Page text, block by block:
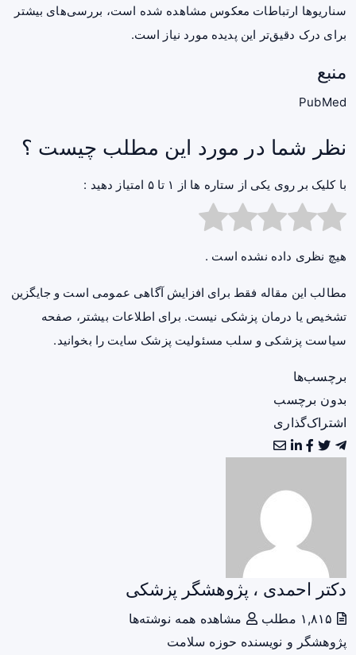
سناریوها ارتباطات معکوس مشاهده شده است، بررسی‌های بیشتر
برای درک دقیق‌تر این پدیده مورد نیاز است.
منبع
PubMed
نظر شما در مورد این مطلب چیست ؟
با کلیک بر روی یکی از ستاره ها از ۱ تا ۵ امتیاز دهید :
هیچ نظری داده نشده است .
مطالب این مقاله فقط برای افزایش آگاهی عمومی است و جایگزین
تشخیص یا درمان پزشکی نیست. برای اطلاعات بیشتر، صفحه
سیاست پزشکی و سلب مسئولیت پزشک سایت را بخوانید.
برچسب‌ها
بدون برچسب
اشتراک‌گذاری
دکتر احمدی ، پژوهشگر پزشکی
مشاهده همه نوشته‌ها
پژوهشگر و نویسنده حوزه سلامت